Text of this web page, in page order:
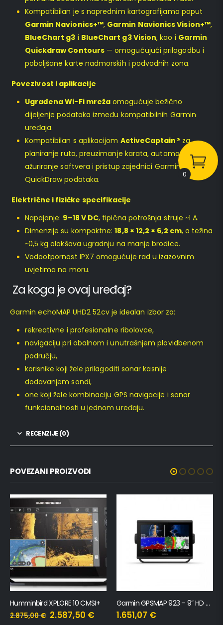
Kompatibilan je s naprednim kartografijama poput
Garmin Navionics+™, Garmin Navionics Vision+™,
BlueChart g3 i BlueChart g3 Vision, kao i Garmin
Quickdraw Contours— omogućujući prilagodbu i
poboljšane karte nadmorskih i podvodnih zona.
Povezivost i aplikacije
Ugrađena Wi-Fi mreža omogućuje bežično
dijeljenje podataka između kompatibilnih Garmin
uređaja.
Kompatibilan s aplikacijom ActiveCaptain® za
planiranje ruta, preuzimanje karata, automatsko
ažuriranje softvera i pristup zajednici Garmin
QuickDraw podataka.
Električne i fizičke specifikacije
Napajanje: 9–18 V DC, tipična potrošnja struje ~1 A.
Dimenzije su kompaktne:18,8 × 12,2 × 6,2 cm, a težina
~0,5 kg olakšava ugradnju na manje brodice.
Vodootpornost IPX7 omogućuje rad u izazovnim
uvjetima na moru.
Za koga je ovaj uređaj?
Garmin echoMAP UHD2 52cv je idealan izbor za:
rekreativne i profesionalne ribolovce,
navigaciju pri obalnom i unutrašnjem plovidbenom
području,
korisnike koji žele prilagoditi sonar kasnije
dodavanjem sondi,
one koji žele kombinaciju GPS navigacije i sonar
funkcionalnosti u jednom uređaju.
RECENZIJE (0)
POVEZANI PROIZVODI
Humminbird XPLORE 10 CMSI+
2.875,00€ 2.587,50 €
Garmin GPSMAP 923 – 9” HD GPS ploter
1.651,07 €
0